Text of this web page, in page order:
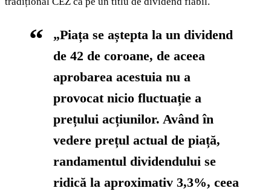
„Piața se aștepta la un dividend
de 42 de coroane, de aceea
aprobarea acestuia nu a
provocat nicio fluctuație a
prețului acțiunilor. Având în
vedere prețul actual de piață,
randamentul dividendului se
ridică la aproximativ 3,3%, ceea